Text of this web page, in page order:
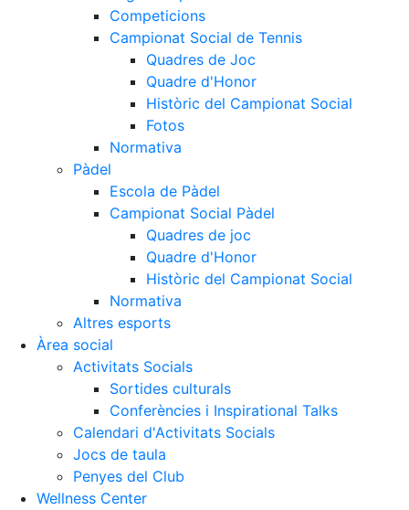
Competicions
Campionat Social de Tennis
Quadres de Joc
Quadre d'Honor
Històric del Campionat Social
Fotos
Normativa
Pàdel
Escola de Pàdel
Campionat Social Pàdel
Quadres de joc
Quadre d'Honor
Històric del Campionat Social
Normativa
Altres esports
Àrea social
Activitats Socials
Sortides culturals
Conferències i Inspirational Talks
Calendari d'Activitats Socials
Jocs de taula
Penyes del Club
Wellness Center